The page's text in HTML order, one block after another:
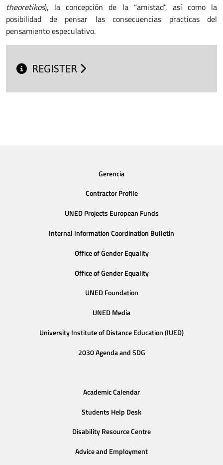
theoretikos), la concepción de la “amistad”, así como la
posibilidad de pensar las consecuencias practicas del
pensamiento especulativo.
REGISTER
Gerencia
Contractor Profile
UNED Projects European Funds
Internal Information Coordination Bulletin
Office of Gender Equality
Office of Gender Equality
UNED Foundation
UNED Media
University Institute of Distance Education (IUED)
2030 Agenda and SDG
Academic Calendar
Students Help Desk
Disability Resource Centre
Advice and Employment